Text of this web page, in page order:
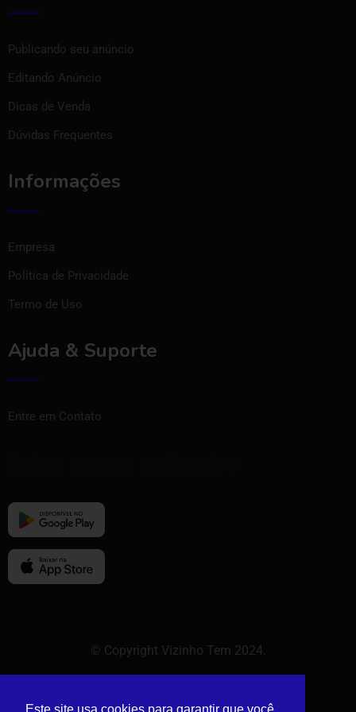
Publicando seu anúncio
Editando Anúncio
Dicas de Venda
Dúvidas Frequentes
Informações
Empresa
Política de Privacidade
Termo de Uso
Ajuda & Suporte
Entre em Contato
© Copyright Vizinho Tem 2024.
Este site usa cookies para garantir que você